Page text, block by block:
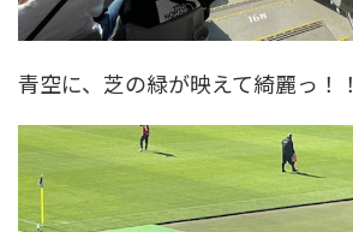
青空に、芝の緑が映えて綺麗っ！！